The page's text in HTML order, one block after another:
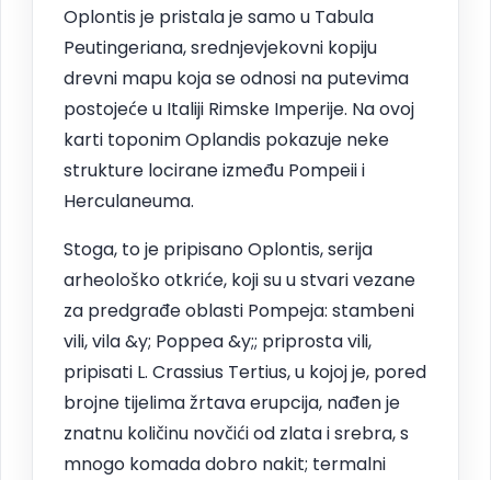
Oplontis je pristala je samo u Tabula
Peutingeriana, srednjevjekovni kopiju
drevni mapu koja se odnosi na putevima
postojeće u Italiji Rimske Imperije. Na ovoj
karti toponim Oplandis pokazuje neke
strukture locirane između Pompeii i
Herculaneuma.
Stoga, to je pripisano Oplontis, serija
arheološko otkriće, koji su u stvari vezane
za predgrađe oblasti Pompeja: stambeni
vili, vila &y; Poppea &y;; priprosta vili,
pripisati L. Crassius Tertius, u kojoj je, pored
brojne tijelima žrtava erupcija, nađen je
znatnu količinu novčići od zlata i srebra, s
mnogo komada dobro nakit; termalni